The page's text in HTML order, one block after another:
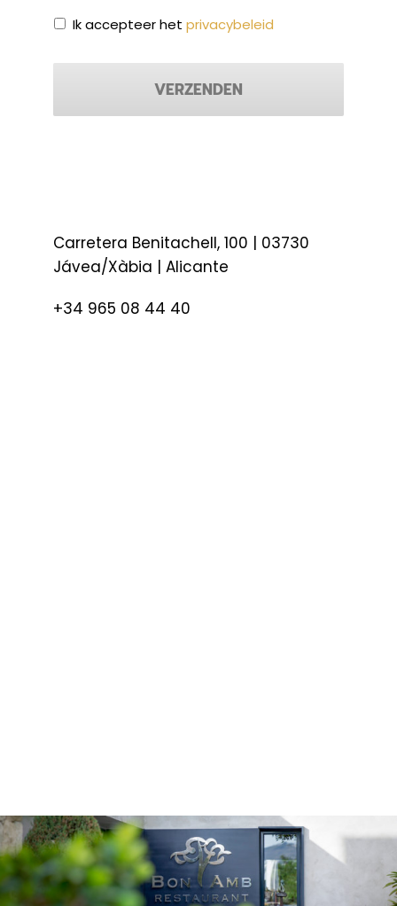
Ik accepteer het privacybeleid
Carretera Benitachell, 100 | 03730
Jávea/Xàbia | Alicante
+34 965 08 44 40